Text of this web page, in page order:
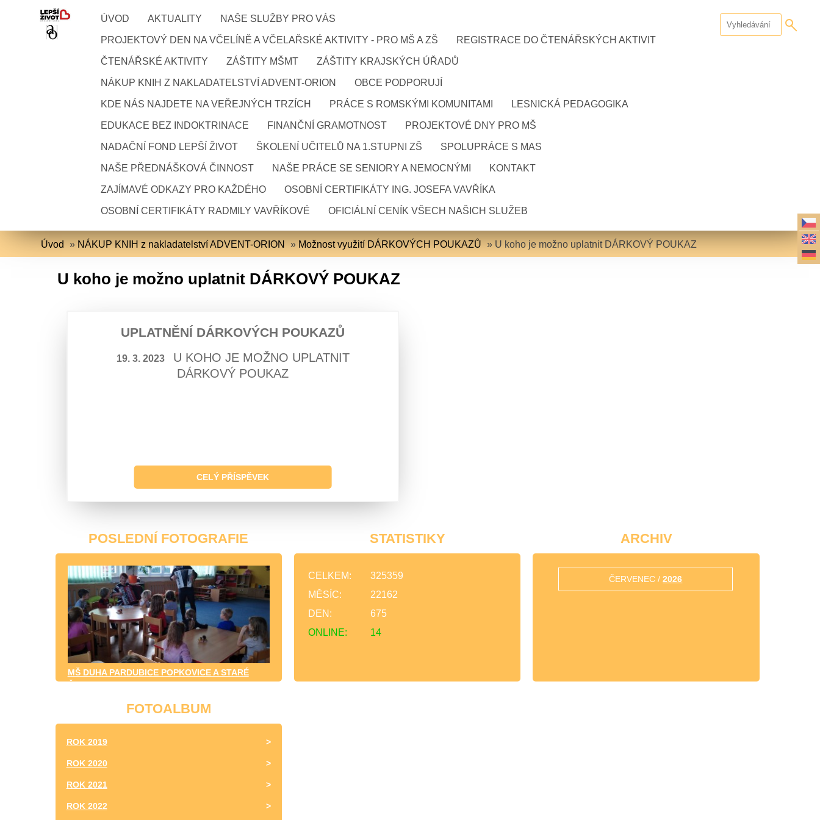
ÚVOD AKTUALITY NAŠE SLUŽBY PRO VÁS
PROJEKTOVÝ DEN NA VČELÍNĚ A VČELAŘSKÉ AKTIVITY - PRO MŠ A ZŠ REGISTRACE DO ČTENÁŘSKÝCH AKTIVIT
ČTENÁŘSKÉ AKTIVITY ZÁŠTITY MŠMT ZÁŠTITY KRAJSKÝCH ÚŘADŮ
NÁKUP KNIH Z NAKLADATELSTVÍ ADVENT-ORION OBCE PODPORUJÍ
KDE NÁS NAJDETE NA VEŘEJNÝCH TRZÍCH PRÁCE S ROMSKÝMI KOMUNITAMI LESNICKÁ PEDAGOGIKA
EDUKACE BEZ INDOKTRINACE FINANČNÍ GRAMOTNOST PROJEKTOVÉ DNY PRO MŠ
NADAČNÍ FOND LEPŠÍ ŽIVOT ŠKOLENÍ UČITELŮ NA 1.STUPNI ZŠ SPOLUPRÁCE S MAS
NAŠE PŘEDNÁŠKOVÁ ČINNOST NAŠE PRÁCE SE SENIORY A NEMOCNÝMI KONTAKT
ZAJÍMAVÉ ODKAZY PRO KAŽDÉHO OSOBNÍ CERTIFIKÁTY ING. JOSEFA VAVŘÍKA
OSOBNÍ CERTIFIKÁTY RADMILY VAVŘÍKOVÉ OFICIÁLNÍ CENÍK VŠECH NAŠICH SLUŽEB
Úvod » NÁKUP KNIH z nakladatelství ADVENT-ORION » Možnost využití DÁRKOVÝCH POUKAZŮ » U koho je možno uplatnit DÁRKOVÝ POUKAZ
U koho je možno uplatnit DÁRKOVÝ POUKAZ
UPLATNĚNÍ DÁRKOVÝCH POUKAZŮ
19. 3. 2023
U KOHO JE MOŽNO UPLATNIT
DÁRKOVÝ POUKAZ
CELÝ PŘÍSPĚVEK
POSLEDNÍ FOTOGRAFIE
MŠ DUHA PARDUBICE POPKOVICE A STARÉ
ČIVICE
STATISTIKY
ONLINE: 14
CELKEM:
325359
MĚSÍC:
22162
DEN:
675
ARCHIV
ČERVENEC /2026
FOTOALBUM
ROK 2019
ROK 2020
ROK 2021
ROK 2022